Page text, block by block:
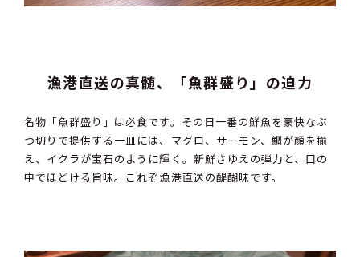
漁港直送の真髄、「魚群盛り」の迫力
名物「魚群盛り」は必食です。その日一番の鮮魚を豪快なぶ
つ切りで提供する一皿には、マグロ、サーモン、鯛が顔を揃
え、イクラが宝石のように輝く。新鮮さゆえの弾力と、口の
中でほどける旨味。これぞ漁港直送の醍醐味です。